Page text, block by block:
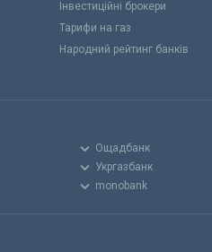
Інвестиційні брокери
Тарифи на газ
Народний рейтинг банків
Ощадбанк
Укргазбанк
monobank